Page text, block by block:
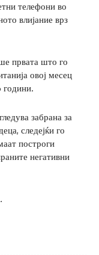
телефони во
влијание врз
првата што го
овој месец
години.
забрана за
следејќи го
построги
негативни